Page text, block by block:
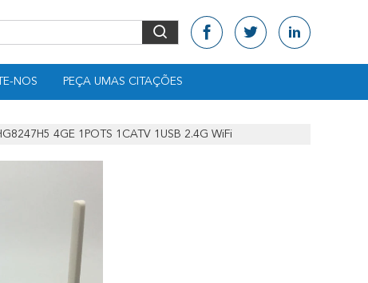
NOS PEÇA UMAS CITAÇÕES
4GE 1POTS 1CATV 1USB 2.4G WiFi